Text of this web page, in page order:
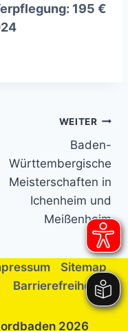
195 €
WEITER
Baden-
Württembergische
Meisterschaften in
Ichenheim und
Meißenheim
Sitemap
Barrierefreiheit
2026